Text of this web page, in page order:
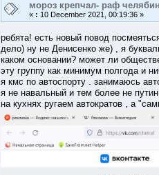
мороз крепчал- раф
« : 10 December 2021, 00:19:36 »
ребята! есть новый повод
дело) ну не Денисенко же) , я
каком основании? может ли
эту группу как минимум полгода и
я кмс по автоспорту . занимаюсь
я не навальный и тем более не
на кухнях ругаем автократов , а